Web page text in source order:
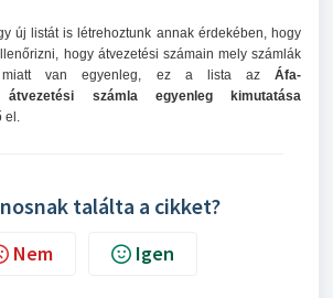
új listát is létrehoztunk annak érdekében, hogy
hogy átvezetési számain mely számlák
miatt van egyenleg, ez a lista az Áfa-
átvezetési számla egyenleg kimutatása
találta a cikket?
Nem Igen